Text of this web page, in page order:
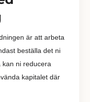
är att arbeta
beställa det ni
kan ni reducera
kapitalet där